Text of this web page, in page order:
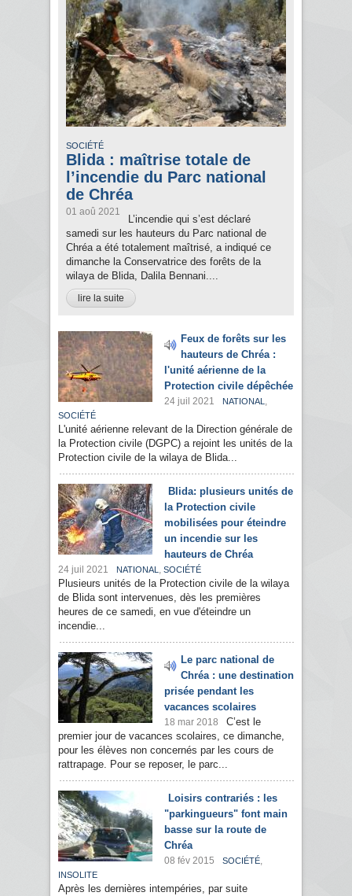
SOCIÉTÉ
Blida : maîtrise totale de
l’incendie du Parc national
de Chréa
01 aoû 2021
L’incendie qui s’est déclaré
samedi sur les hauteurs du Parc national de
Chréa a été totalement maîtrisé, a indiqué ce
dimanche la Conservatrice des forêts de la
wilaya de Blida, Dalila Bennani....
lire la suite
Feux de forêts sur les
hauteurs de Chréa :
l'unité aérienne de la
Protection civile dépêchée
24 juil 2021 NATIONAL ,
SOCIÉTÉ
L'unité aérienne relevant de la Direction générale de
la Protection civile (DGPC) a rejoint les unités de la
Protection civile de la wilaya de Blida...
Blida: plusieurs unités de
la Protection civile
mobilisées pour éteindre
un incendie sur les
hauteurs de Chréa
24 juil 2021 NATIONAL , SOCIÉTÉ
Plusieurs unités de la Protection civile de la wilaya
de Blida sont intervenues, dès les premières
heures de ce samedi, en vue d'éteindre un
incendie...
Le parc national de
Chréa : une destination
prisée pendant les
vacances scolaires
18 mar 2018
C’est le
premier jour de vacances scolaires, ce dimanche,
pour les élèves non concernés par les cours de
rattrapage. Pour se reposer, le parc...
Loisirs contrariés : les
"parkingueurs" font main
basse sur la route de
Chréa
08 fév 2015 SOCIÉTÉ,
INSOLITE
Après les dernières intempéries, par suite